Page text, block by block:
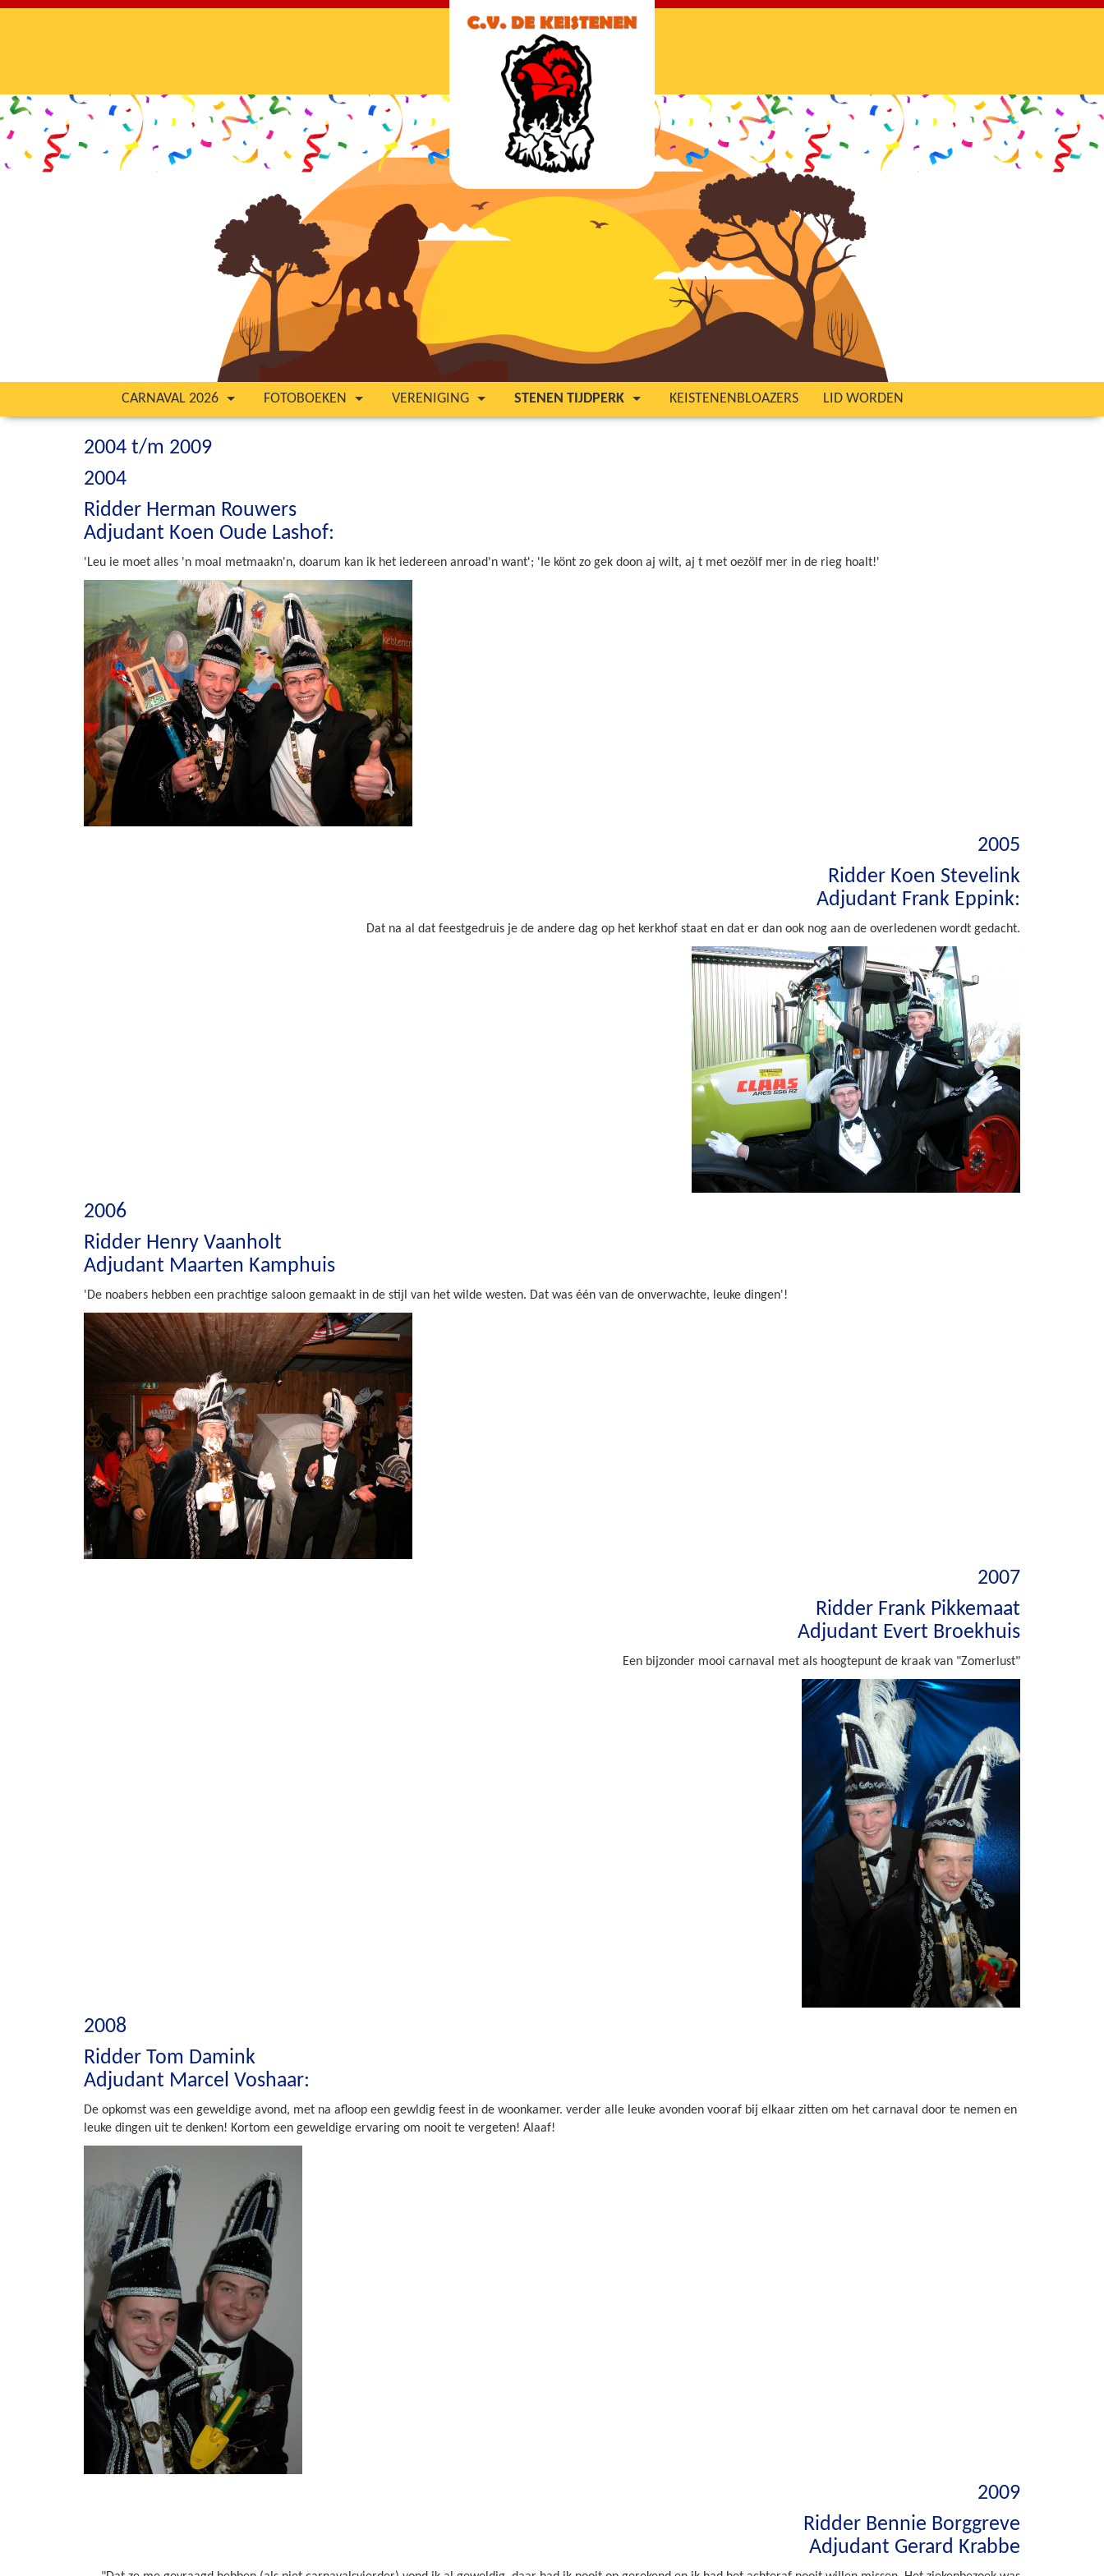
CARNAVAL 2026 FOTOBOEKEN VERENIGING STENEN TIJDPERK KEISTENENBLOAZERS LID WORDEN
2004 t/m 2009
2004
Ridder Herman Rouwers
Adjudant Koen Oude Lashof:
'Leu ie moet alles 'n moal metmaakn'n, doarum kan ik het iedereen anroad'n want'; 'Ie könt zo gek doon aj wilt, aj t met oezölf mer in de rieg hoalt!'
2005
Ridder Koen Stevelink
Adjudant Frank Eppink:
Dat na al dat feestgedruis je de andere dag op het kerkhof staat en dat er dan ook nog aan de overledenen wordt gedacht.
2006
Ridder Henry Vaanholt
Adjudant Maarten Kamphuis
'De noabers hebben een prachtige saloon gemaakt in de stijl van het wilde westen. Dat was één van de onverwachte, leuke dingen'!
2007
Ridder Frank Pikkemaat
Adjudant Evert Broekhuis
Een bijzonder mooi carnaval met als hoogtepunt de kraak van "Zomerlust"
2008
Ridder Tom Damink
Adjudant Marcel Voshaar:
De opkomst was een geweldige avond, met na afloop een gewldig feest in de woonkamer. verder alle leuke avonden vooraf bij elkaar zitten om het carnaval door te nemen en
leuke dingen uit te denken! Kortom een geweldige ervaring om nooit te vergeten! Alaaf!
2009
Ridder Bennie Borggreve
Adjudant Gerard Krabbe